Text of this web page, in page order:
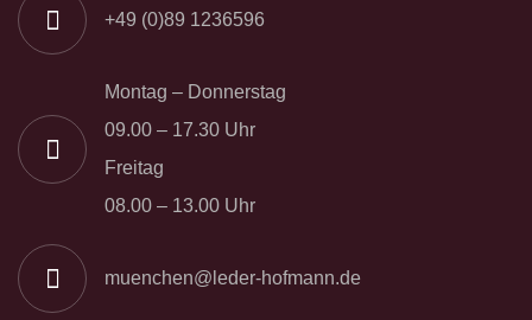
+49 (0)89 1236596
Montag – Donnerstag
09.00 – 17.30 Uhr
Freitag
08.00 – 13.00 Uhr
muenchen@leder-hofmann.de